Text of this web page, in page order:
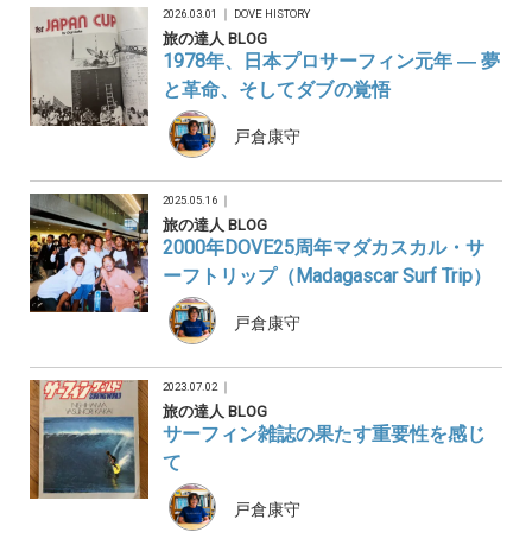
2026.03.01 ｜ DOVE HISTORY
旅の達人 BLOG
1978年、日本プロサーフィン元年 ― 夢
と革命、そしてダブの覚悟
戸倉康守
2025.05.16 ｜
旅の達人 BLOG
2000年DOVE25周年マダカスカル・サ
ーフトリップ（Madagascar Surf Trip）
戸倉康守
2023.07.02 ｜
旅の達人 BLOG
サーフィン雑誌の果たす重要性を感じ
て
戸倉康守